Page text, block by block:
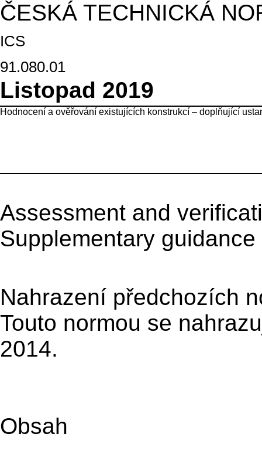
ČESKÁ TECHNICKÁ
ICS
91.080.01
Listopad 2019
Hodnocení a ověřování existujících konstrukcí – doplňující
Assessment and
Supplementary guidance
Nahrazení předchozích
Touto normou se
2014.
Obsah